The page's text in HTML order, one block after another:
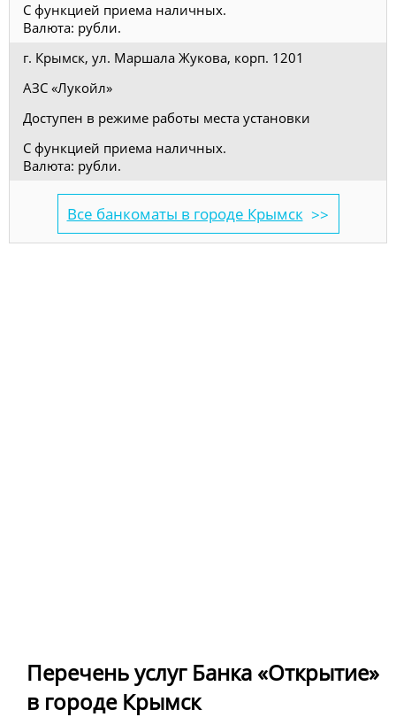
С функцией приема наличных.
Валюта: рубли.
г. Крымск, ул. Маршала Жукова, корп. 1201
АЗС «Лукойл»
Доступен в режиме работы места установки
С функцией приема наличных.
Валюта: рубли.
Все банкоматы в городе Крымск
Перечень услуг Банка «Открытие»
в городе Крымск